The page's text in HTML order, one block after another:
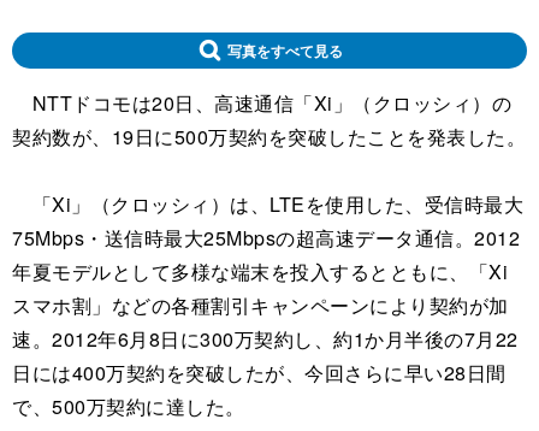
写真をすべて見る
NTTドコモは20日、高速通信「Xi」（クロッシィ）の
契約数が、19日に500万契約を突破したことを発表した。
「Xi」（クロッシィ）は、LTEを使用した、受信時最大
75Mbps・送信時最大25Mbpsの超高速データ通信。2012
年夏モデルとして多様な端末を投入するとともに、「Xi
スマホ割」などの各種割引キャンペーンにより契約が加
速。2012年6月8日に300万契約し、約1か月半後の7月22
日には400万契約を突破したが、今回さらに早い28日間
で、500万契約に達した。